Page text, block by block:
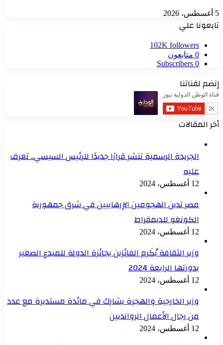
5 أغسطس، 2026
تابعونا علي
102K followers
0 متابعون
0
Subscribers
إنضم لقناتنا
أخر المقالات
الجريدة الرسمية تنشر قرارًا جديدًا للرئيس السيسي.. تعرف
عليه
12 أغسطس، 2024
مصر تدين الهجومين الإرهابيين في شرق جمهورية
الكونغو للديمقراط
12 أغسطس، 2024
وزير الثقافة يُكَرم الفائزين بجائزة الدولة للمبدع الصغير
بدورتها الرابعة 2024
12 أغسطس، 2024
وزير الخارجية والهجرة يشارك في مائدة مستديرة مع عدد
من رجال الأعمال الروانديين
12 أغسطس، 2024